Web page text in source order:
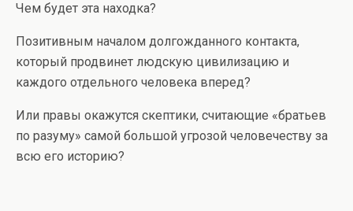
Чем будет эта находка?
Позитивным началом долгожданного контакта,
который продвинет людскую цивилизацию и
каждого отдельного человека вперед?
Или правы окажутся скептики, считающие «братьев
по разуму» самой большой угрозой человечеству за
всю его историю?